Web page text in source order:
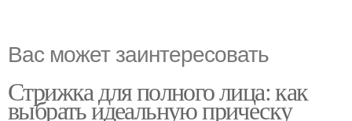
Вас может заинтересовать
Стрижка для полного лица: как
выбрать идеальную прическу